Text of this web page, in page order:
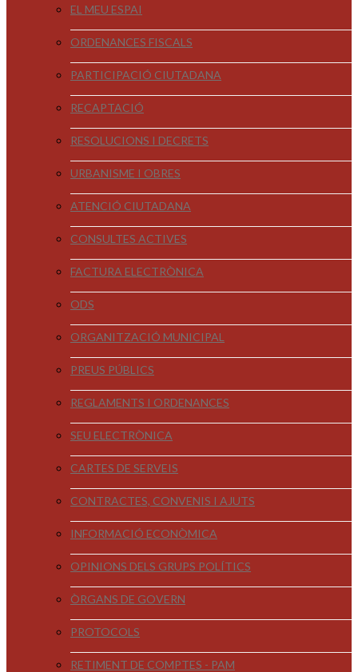
EL MEU ESPAI
ORDENANCES FISCALS
PARTICIPACIÓ CIUTADANA
RECAPTACIÓ
RESOLUCIONS I DECRETS
URBANISME I OBRES
ATENCIÓ CIUTADANA
CONSULTES ACTIVES
FACTURA ELECTRÒNICA
ODS
ORGANITZACIÓ MUNICIPAL
PREUS PÚBLICS
REGLAMENTS I ORDENANCES
SEU ELECTRÒNICA
CARTES DE SERVEIS
CONTRACTES, CONVENIS I AJUTS
INFORMACIÓ ECONÒMICA
OPINIONS DELS GRUPS POLÍTICS
ÒRGANS DE GOVERN
PROTOCOLS
RETIMENT DE COMPTES - PAM